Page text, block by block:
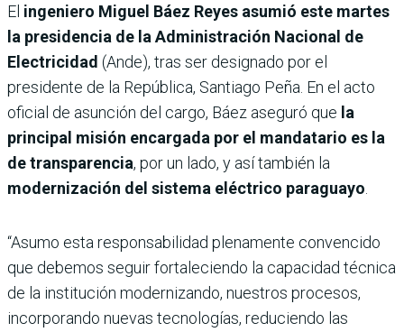
El ingeniero Miguel Báez Reyes asumió este martes
la presidencia de la Administración Nacional de
Electricidad (Ande), tras ser designado por el
presidente de la República, Santiago Peña. En el acto
oficial de asunción del cargo, Báez aseguró que la
principal misión encargada por el mandatario es la
de transparencia, por un lado, y así también la
modernización del sistema eléctrico paraguayo
“Asumo esta responsabilidad plenamente convencido
que debemos seguir fortaleciendo la capacidad técnica
de la institución modernizando, nuestros procesos,
incorporando nuevas tecnologías, reduciendo las